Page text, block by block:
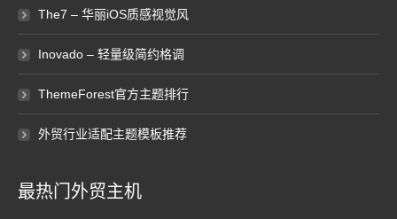
The7 – 华丽iOS质感视觉风
Inovado – 轻量级简约格调
ThemeForest官方主题排行
外贸行业适配主题模板推荐
最热门外贸主机